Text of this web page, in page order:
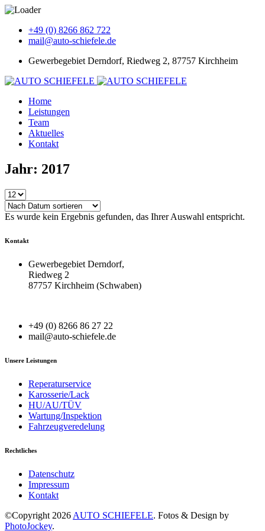
+49 (0) 8266 862 722
mail@auto-schiefele.de
Gewerbegebiet Derndorf, Riedweg 2, 87757 Kirchheim
Home
Leistungen
Team
Aktuelles
Kontakt
Jahr: 2017
Es wurde kein Ergebnis gefunden, das Ihrer Auswahl entspricht.
Kontakt
Gewerbegebiet Derndorf,
Riedweg 2
87757 Kirchheim (Schwaben)
+49 (0) 8266 86 27 22
mail@auto-schiefele.de
Unsere Leistungen
Reperaturservice
Karosserie/Lack
HU/AU/TÜV
Wartung/Inspektion
Fahrzeugveredelung
Rechtliches
Datenschutz
Impressum
Kontakt
©Copyright 2026 AUTO SCHIEFELE. Fotos & Design by
PhotoJockey.